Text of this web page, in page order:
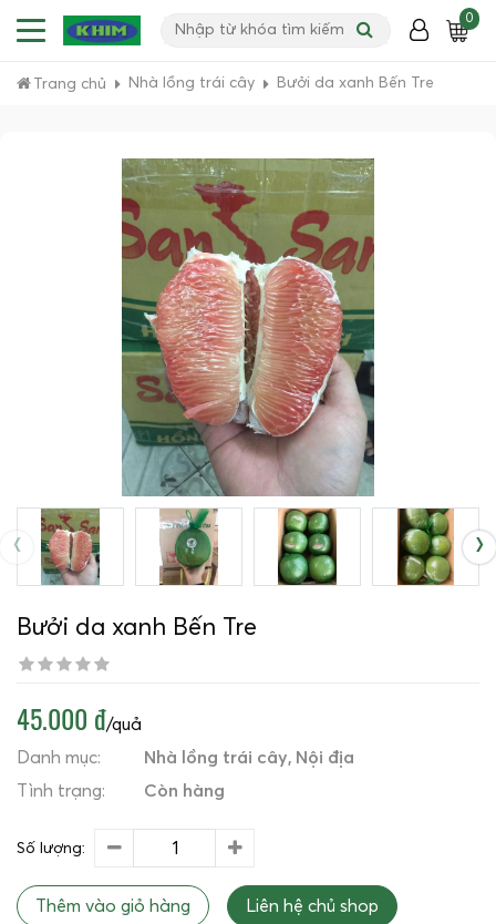
0
Trang chủ Nhà lồng trái cây Bưởi da xanh Bến Tre
‹ ›
Bưởi da xanh Bến Tre
45.000 đ/quả
Danh mục:
Nhà lồng trái cây
Nội địa
Tình trạng:
Còn hàng
Số lượng:
Thêm vào giỏ hàng Liên hệ chủ shop